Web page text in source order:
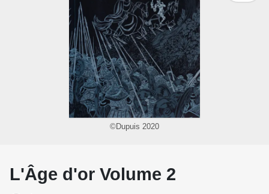
©Dupuis 2020
L'Âge d'or Volume 2